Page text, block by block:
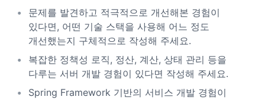
문제를 발견하고 적극적으로 개선해본 경험이
있다면, 어떤 기술 스택을 사용해 어느 정도
개선했는지 구체적으로 작성해 주세요.
복잡한 정책성 로직, 정산, 계산, 상태 관리 등을
다루는 서버 개발 경험이 있다면 작성해 주세요.
Spring Framework 기반의 서비스 개발 경험이